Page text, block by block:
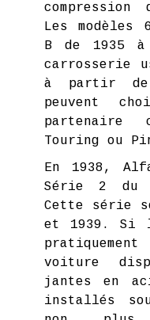
compression
Les modèles
B de 1935 à
carrosserie
à partir
peuvent
partenaire
Touring ou
En 1938,
Série 2 du
Cette série
et 1939. Si
voiture
jantes en
installés